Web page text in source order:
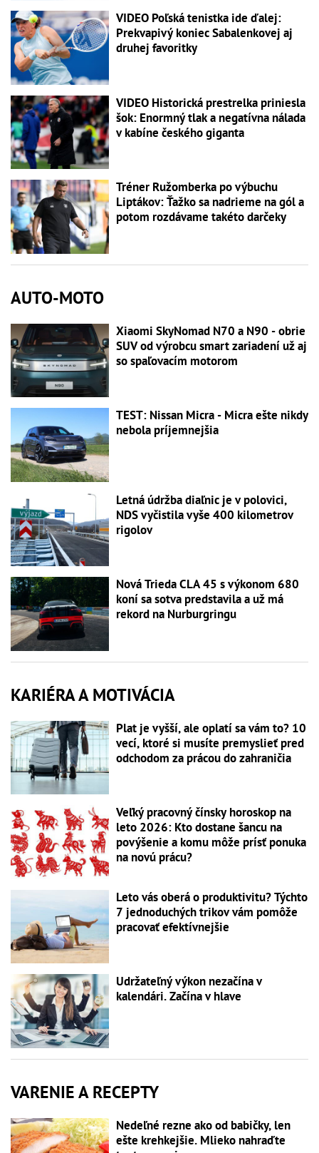
VIDEO Poľská tenistka ide ďalej:
Prekvapivý koniec Sabalenkovej aj
druhej favoritky
VIDEO Historická prestrelka priniesla
šok: Enormný tlak a negatívna nálada
v kabíne českého giganta
Tréner Ružomberka po výbuchu
Liptákov: Ťažko sa nadrieme na gól a
potom rozdávame takéto darčeky
AUTO-MOTO
Xiaomi SkyNomad N70 a N90 - obrie
SUV od výrobcu smart zariadení už aj
so spaľovacím motorom
TEST: Nissan Micra - Micra ešte nikdy
nebola príjemnejšia
Letná údržba diaľnic je v polovici,
NDS vyčistila vyše 400 kilometrov
rigolov
Nová Trieda CLA 45 s výkonom 680
koní sa sotva predstavila a už má
rekord na Nurburgringu
KARIÉRA A MOTIVÁCIA
Plat je vyšší, ale oplatí sa vám to? 10
vecí, ktoré si musíte premyslieť pred
odchodom za prácou do zahraničia
Veľký pracovný čínsky horoskop na
leto 2026: Kto dostane šancu na
povýšenie a komu môže prísť ponuka
na novú prácu?
Leto vás oberá o produktivitu? Týchto
7 jednoduchých trikov vám pomôže
pracovať efektívnejšie
Udržateľný výkon nezačína v
kalendári. Začína v hlave
VARENIE A RECEPTY
Nedeľné rezne ako od babičky, len
ešte krehkejšie. Mlieko nahraďte